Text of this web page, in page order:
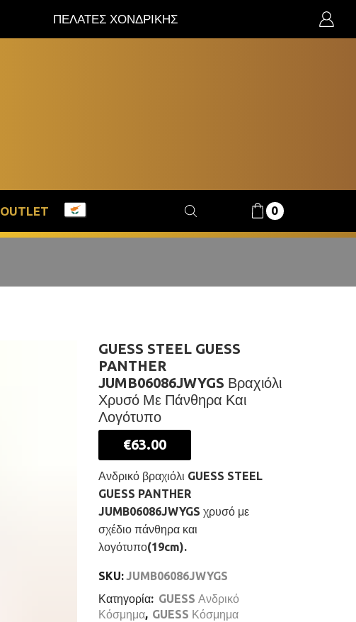
ΠΕΛΑΤΕΣ ΧΟΝΔΡΙΚΗΣ
OUTLET 0
GUESS STEEL GUESS
PANTHER
JUMB06086JWYGS Βραχιόλι
Χρυσό Με Πάνθηρα Και
Λογότυπο
€63.00
Ανδρικό βραχιόλι GUESS STEEL
GUESS PANTHER
JUMB06086JWYGS χρυσό με
σχέδιο πάνθηρα και
λογότυπο(19cm).
SKU:JUMB06086JWYGS
Κατηγορία: GUESS Ανδρικό
Κόσμημα, GUESS Κόσμημα